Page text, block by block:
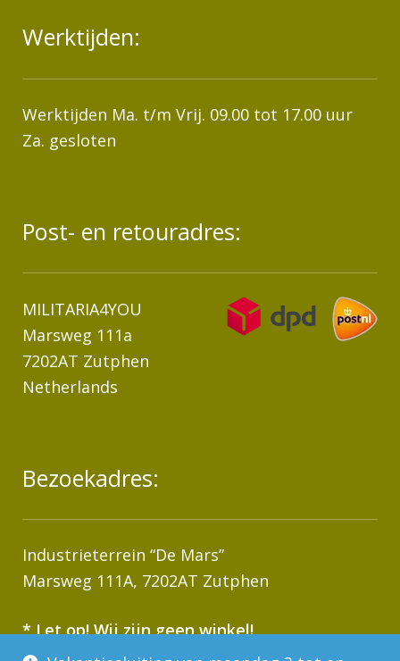
Werktijden:
Werktijden Ma. t/m Vrij. 09.00 tot 17.00 uur
Za. gesloten
Post- en retouradres:
MILITARIA4YOU
Marsweg 111a
7202AT Zutphen
Netherlands
Bezoekadres:
Industrieterrein “De Mars”
Marsweg 111A, 7202AT Zutphen
* Let op! Wij zijn geen winkel!
Afhalen van bestellingen op afspraak!